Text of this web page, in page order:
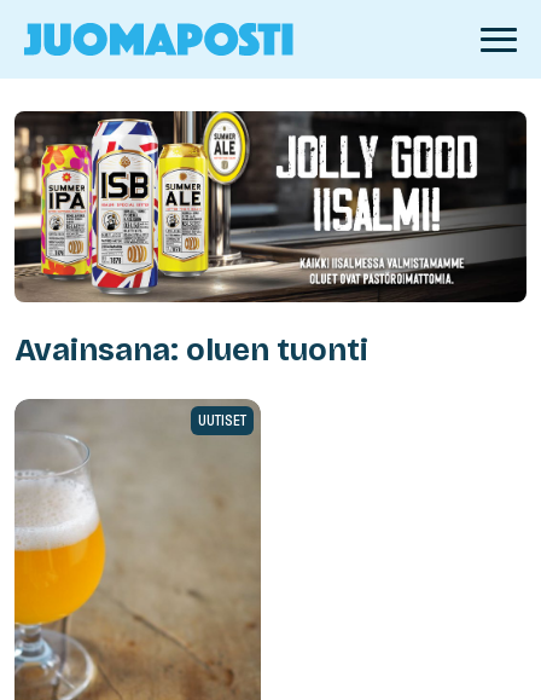
Avainsana: oluen tuonti
UUTISET